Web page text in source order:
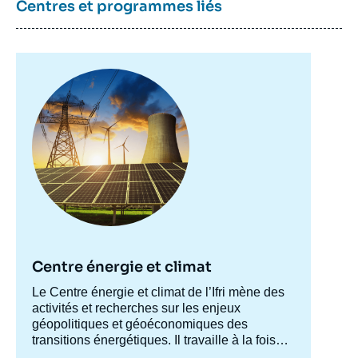
Centres et programmes liés
principale
Centre énergie et climat
Accroche
centre
Le Centre énergie et climat de l’Ifri mène des
activités et recherches sur les enjeux
géopolitiques et géoéconomiques des
transitions énergétiques. Il travaille à la fois
de
couverture
de
la
publication